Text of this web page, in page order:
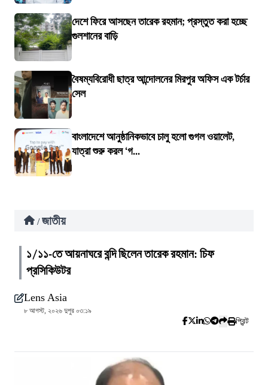
দেশে ফিরে আসছেন তারেক রহমান; প্রস্তুত করা হচ্ছে
গুলশানের বাড়ি
বৈষম্যবিরোধী ছাত্র আন্দোলনের মিরপুর অফিস এক টর্চার
সেল
বাংলাদেশে আনুষ্ঠানিকভাবে চালু হলো গুগল ওয়ালেট,
যাত্রা শুরু করল ‘গ...
/ জাতীয়
১/১১-তে আয়নাঘরে বন্দি ছিলেন তারেক রহমান: চিফ
প্রসিকিউটর
Lens Asia
৮ আগস্ট, ২০২৬ দুপুর ০৩:১৯
প্রিন্ট